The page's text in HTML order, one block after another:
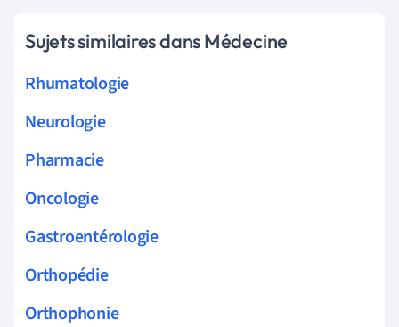
Sujets similaires dans Médecine
Rhumatologie
Neurologie
Pharmacie
Oncologie
Gastroentérologie
Orthopédie
Orthophonie